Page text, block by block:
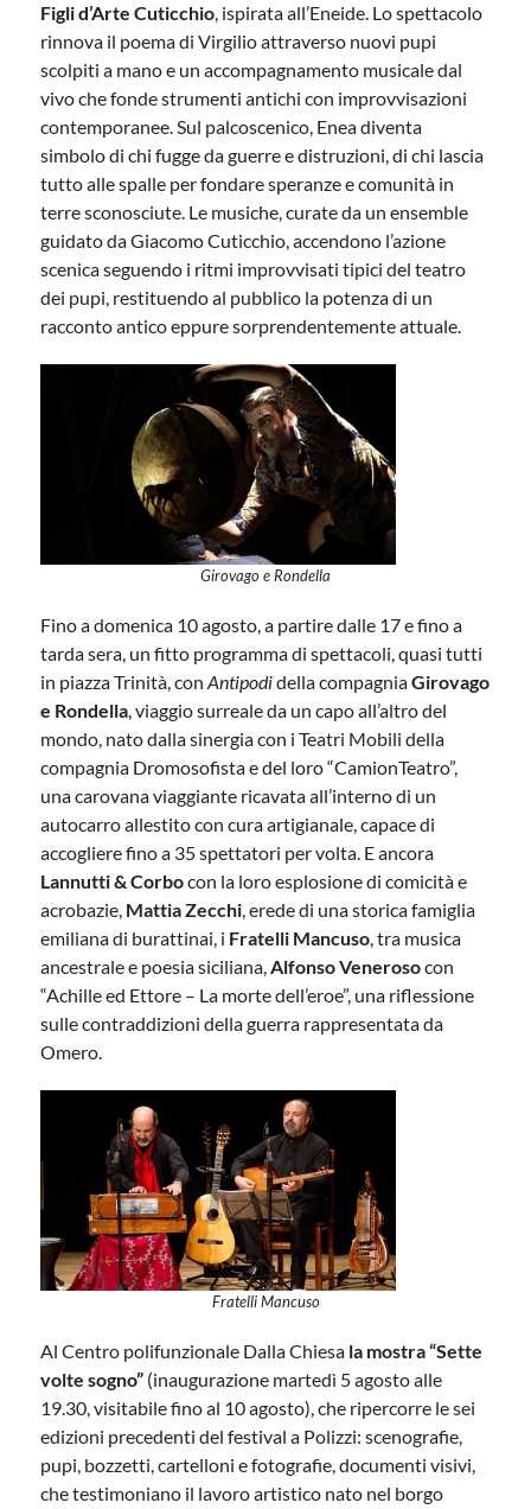
Figli d’Arte Cuticchio, ispirata all’Eneide. Lo spettacolo
rinnova il poema di Virgilio attraverso nuovi pupi
scolpiti a mano e un accompagnamento musicale dal
vivo che fonde strumenti antichi con improvvisazioni
contemporanee. Sul palcoscenico, Enea diventa
simbolo di chi fugge da guerre e distruzioni, di chi lascia
tutto alle spalle per fondare speranze e comunità in
terre sconosciute. Le musiche, curate da un ensemble
guidato da Giacomo Cuticchio, accendono l’azione
scenica seguendo i ritmi improvvisati tipici del teatro
dei pupi, restituendo al pubblico la potenza di un
racconto antico eppure sorprendentemente attuale.
Girovago e Rondella
Fino a domenica 10 agosto, a partire dalle 17 e fino a
tarda sera, un fitto programma di spettacoli, quasi tutti
in piazza Trinità, conAntipodidella compagniaGirovago
e Rondella, viaggio surreale da un capo all’altro del
mondo, nato dalla sinergia con i Teatri Mobili della
compagnia Dromosofista e del loro “CamionTeatro”,
una carovana viaggiante ricavata all’interno di un
autocarro allestito con cura artigianale, capace di
accogliere fino a 35 spettatori per volta. E ancora
Lannutti & Corbocon la loro esplosione di comicità e
acrobazie, Mattia Zecchi, erede di una storica famiglia
emiliana di burattinai, i Fratelli Mancuso, tra musica
ancestrale e poesia siciliana,Alfonso Venerosocon
“Achille ed Ettore – La morte dell’eroe”, una riflessione
sulle contraddizioni della guerra rappresentata da
Omero.
Fratelli Mancuso
Al Centro polifunzionale Dalla Chiesa la mostra “Sette
volte sogno” (inaugurazione martedì 5 agosto alle
19.30, visitabile fino al 10 agosto), che ripercorre le sei
edizioni precedenti del festival a Polizzi: scenografie,
pupi, bozzetti, cartelloni e fotografie, documenti visivi,
che testimoniano il lavoro artistico nato nel borgo